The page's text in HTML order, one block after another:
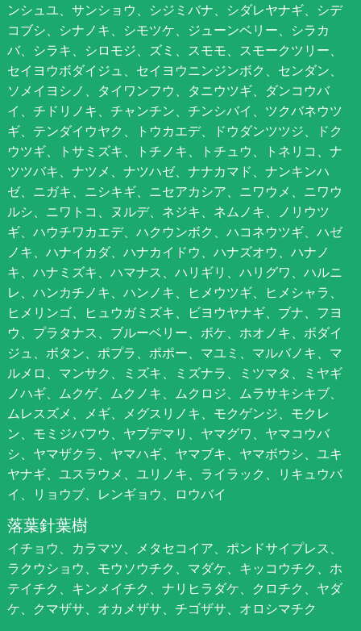
ンシュユ、サンショウ、シジミバナ、シダレヤナギ、シデ
コブシ、シナノキ、シモツケ、ジューンベリー、シラカ
バ、シラキ、シロモジ、ズミ、スモモ、スモークツリー、
セイヨウボダイジュ、セイヨウニンジンボク、センダン、
ソメイヨシノ、タイワンフウ、タニウツギ、ダンコウバ
イ、チドリノキ、チャンチン、チンシバイ、ツクバネウツ
ギ、テンダイウヤク、トウカエデ、ドウダンツツジ、ドク
ウツギ、トサミズキ、トチノキ、トチュウ、トネリコ、ナ
ツツバキ、ナツメ、ナツハゼ、ナナカマド、ナンキンハ
ゼ、ニガキ、ニシキギ、ニセアカシア、ニワウメ、ニワウ
ルシ、ニワトコ、ヌルデ、ネジキ、ネムノキ、ノリウツ
ギ、ハウチワカエデ、ハクウンボク、ハコネウツギ、ハゼ
ノキ、ハナイカダ、ハナカイドウ、ハナズオウ、ハナノ
キ、ハナミズキ、ハマナス、ハリギリ、ハリグワ、ハルニ
レ、ハンカチノキ、ハンノキ、ヒメウツギ、ヒメシャラ、
ヒメリンゴ、ヒュウガミズキ、ビヨウヤナギ、ブナ、フヨ
ウ、プラタナス、ブルーベリー、ボケ、ホオノキ、ボダイ
ジュ、ボタン、ポプラ、ポポー、マユミ、マルバノキ、マ
ルメロ、マンサク、ミズキ、ミズナラ、ミツマタ、ミヤギ
ノハギ、ムクゲ、ムクノキ、ムクロジ、ムラサキシキブ、
ムレスズメ、メギ、メグスリノキ、モクゲンジ、モクレ
ン、モミジバフウ、ヤブデマリ、ヤマグワ、ヤマコウバ
シ、ヤマザクラ、ヤマハギ、ヤマブキ、ヤマボウシ、ユキ
ヤナギ、ユスラウメ、ユリノキ、ライラック、リキュウバ
イ、リョウブ、レンギョウ、ロウバイ
落葉針葉樹
イチョウ、カラマツ、メタセコイア、ポンドサイプレス、
ラクウショウ、モウソウチク、マダケ、キッコウチク、ホ
テイチク、キンメイチク、ナリヒラダケ、クロチク、ヤダ
ケ、クマザサ、オカメザサ、チゴザサ、オロシマチク